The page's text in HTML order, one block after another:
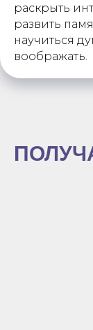
раскрыть
развить
научиться
воображать.